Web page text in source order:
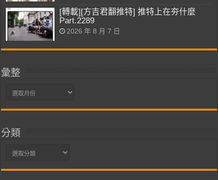
[轉載][方吉君翻推特] 推特上在夯什麼
Part.2289
2026 年 8 月 7 日
彙整
彙
分類
分